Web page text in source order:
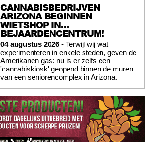
CANNABISBEDRIJVEN
ARIZONA BEGINNEN
WIETSHOP IN…
BEJAARDENCENTRUM!
04 augustus 2026 - Terwijl wij wat
experimenteren in enkele steden, geven de
Amerikanen gas: nu is er zelfs een
'cannabiskiosk' geopend binnen de muren
van een seniorencomplex in Arizona.